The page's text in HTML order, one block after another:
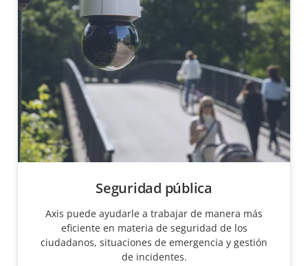
Seguridad pública
Axis puede ayudarle a trabajar de manera más
eficiente en materia de seguridad de los
ciudadanos, situaciones de emergencia y gestión
de incidentes.